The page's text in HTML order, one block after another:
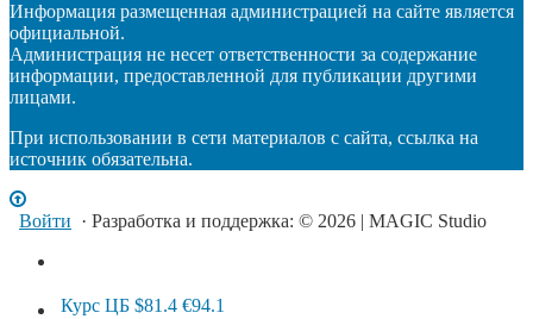
Информация размещенная администрацией на сайте является
официальной.
Администрация не несет ответственности за содержание
информации, предоставленной для публикации другими
лицами.
При использовании в сети материалов с сайта, ссылка на
источник обязательна.
Войти · Разработка и поддержка: © 2026 | MAGIC Studio
Курс ЦБ $81.4 €94.1